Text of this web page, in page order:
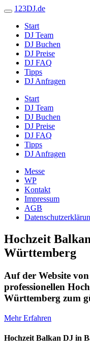
123DJ.de
Start
DJ Team
DJ Buchen
DJ Preise
DJ FAQ
Tipps
DJ Anfragen
Start
DJ Team
DJ Buchen
DJ Preise
DJ FAQ
Tipps
DJ Anfragen
Messe
WP
Kontakt
Impressum
AGB
Hochzeit
Württemberg
Auf der Website
professionellen
Württemberg zum
Mehr Erfahren
Hochzeit Balkan DJ in